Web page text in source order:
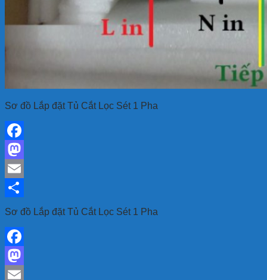
Sơ đồ Lắp đặt Tủ Cắt Lọc Sét 1 Pha
Facebook
Mastodon
Email
Share
Sơ đồ Lắp đặt Tủ Cắt Lọc Sét 1 Pha
Facebook
Mastodon